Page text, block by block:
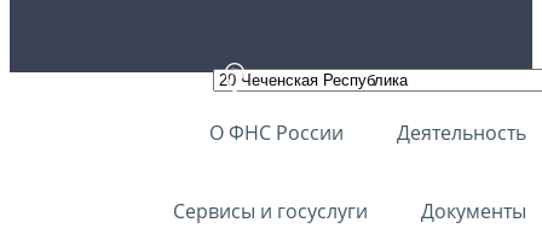
О ФНС России Деятельность
Сервисы и госуслуги Документы